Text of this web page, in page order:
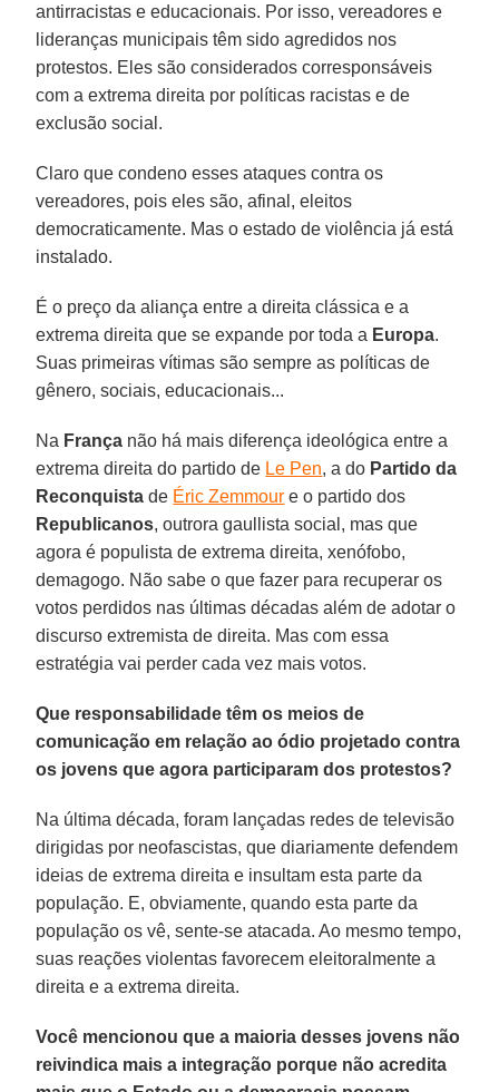
antirracistas e educacionais. Por isso, vereadores e
lideranças municipais têm sido agredidos nos
protestos. Eles são considerados corresponsáveis
com a extrema direita por políticas racistas e de
exclusão social.
Claro que condeno esses ataques contra os
vereadores, pois eles são, afinal, eleitos
democraticamente. Mas o estado de violência já está
instalado.
É o preço da aliança entre a direita clássica e a
extrema direita que se expande por toda a Europa.
Suas primeiras vítimas são sempre as políticas de
gênero, sociais, educacionais...
Na França não há mais diferença ideológica entre a
extrema direita do partido de Le Pen, a do Partido da
Reconquista de Éric Zemmour e o partido dos
Republicanos, outrora gaullista social, mas que
agora é populista de extrema direita, xenófobo,
demagogo. Não sabe o que fazer para recuperar os
votos perdidos nas últimas décadas além de adotar o
discurso extremista de direita. Mas com essa
estratégia vai perder cada vez mais votos.
Que responsabilidade têm os meios de
comunicação em relação ao ódio projetado contra
os jovens que agora participaram dos protestos?
Na última década, foram lançadas redes de televisão
dirigidas por neofascistas, que diariamente defendem
ideias de extrema direita e insultam esta parte da
população. E, obviamente, quando esta parte da
população os vê, sente-se atacada. Ao mesmo tempo,
suas reações violentas favorecem eleitoralmente a
direita e a extrema direita.
Você mencionou que a maioria desses jovens não
reivindica mais a integração porque não acredita